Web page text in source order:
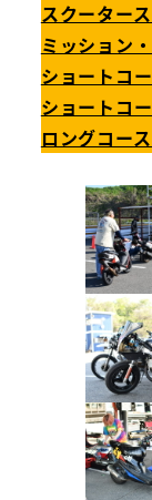
スクーター
ミッション
ショートコ
ショートコ
ロングコー